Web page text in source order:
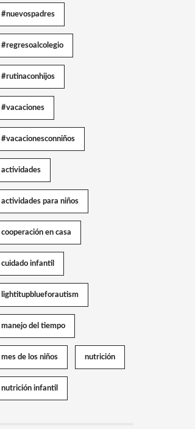
#nuevospadres
#regresoalcolegio
#rutinaconhijos
#vacaciones
#vacacionesconniños
actividades
actividades para niños
cooperación en casa
cuidado infantil
lightitupblueforautism
manejo del tiempo
mes de los niños nutrición
nutrición infantil